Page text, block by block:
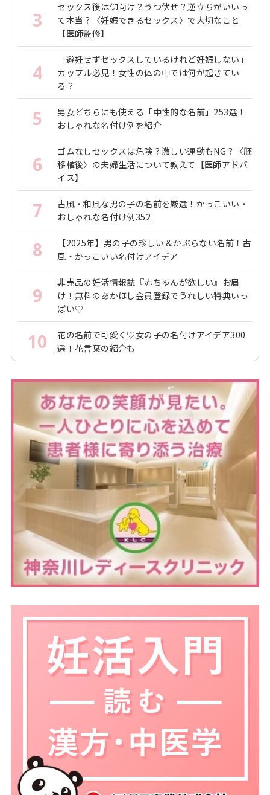
3
セックス後は仰向け？うつ伏せ？逆立ちがいいっ
て本当？〈妊娠できるセックス〉で大切なこと
【医師監修】
4
「避妊せずセックスしているけれど妊娠しない」
カップル必見！女性の体の中では何が起きてい
る？
5
男女どちらにも使える「中性的な名前」253選！
おしゃれな名付け例を紹介
6
ゴムなしセックスは危険？激しい運動もNG？〈胚
移植後〉の夫婦生活について教えて【医師アドバ
イス】
7
古風・和風な男の子の名前を厳選！かっこいい・
おしゃれな名付け例352
8
【2025年】男の子の珍しい＆かぶらない名前！古
風・かっこいい名付けアイデア
9
非売品の妊活情報誌『赤ちゃんが欲しい』お届
け！無料のあかほし会員登録でうれしい特典いっ
ぱい♡
10
花の名前で可愛く♡女の子の名付けアイデア300
選！花言葉の紹介も